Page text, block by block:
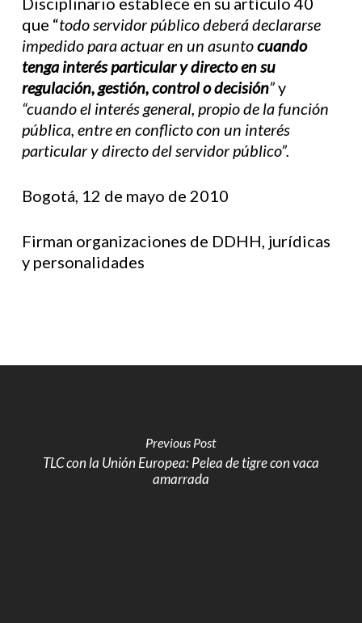
que “todo servidor público deberá declararse
impedido para actuar en un asuntocuando
tenga interés particular y directo en su
regulación, gestión, control o decisión”y
“cuando el interés general, propio de la función
pública, entre en conflicto con un interés
particular y directo del servidor público”.
Bogotá, 12 de mayo de 2010
Firman organizaciones de DDHH, jurídicas
y personalidades
Previous Post
TLC con la Unión Europea: Pelea de tigre con vaca
amarrada